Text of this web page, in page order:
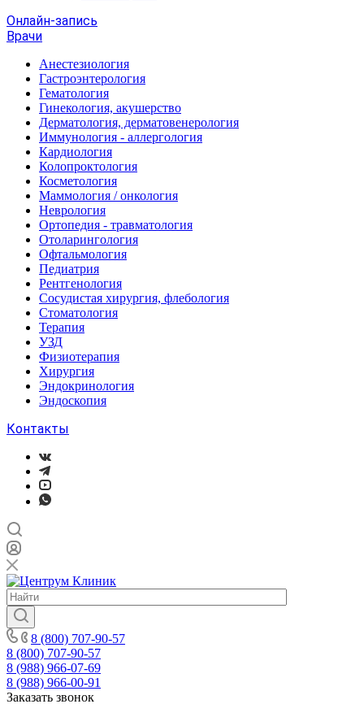
Онлайн-запись
Врачи
Анестезиология
Гастроэнтерология
Гематология
Гинекология, акушерство
Дерматология, дерматовенерология
Иммунология - аллергология
Кардиология
Колопроктология
Косметология
Маммология / онкология
Неврология
Ортопедия - травматология
Отоларингология
Офтальмология
Педиатрия
Рентгенология
Сосудистая хирургия, флебология
Стоматология
Терапия
УЗД
Физиотерапия
Хирургия
Эндокринология
Эндоскопия
Контакты
8 (800) 707-90-57
8 (800) 707-90-57
8 (988) 966-07-69
8 (988) 966-00-91
Заказать звонок